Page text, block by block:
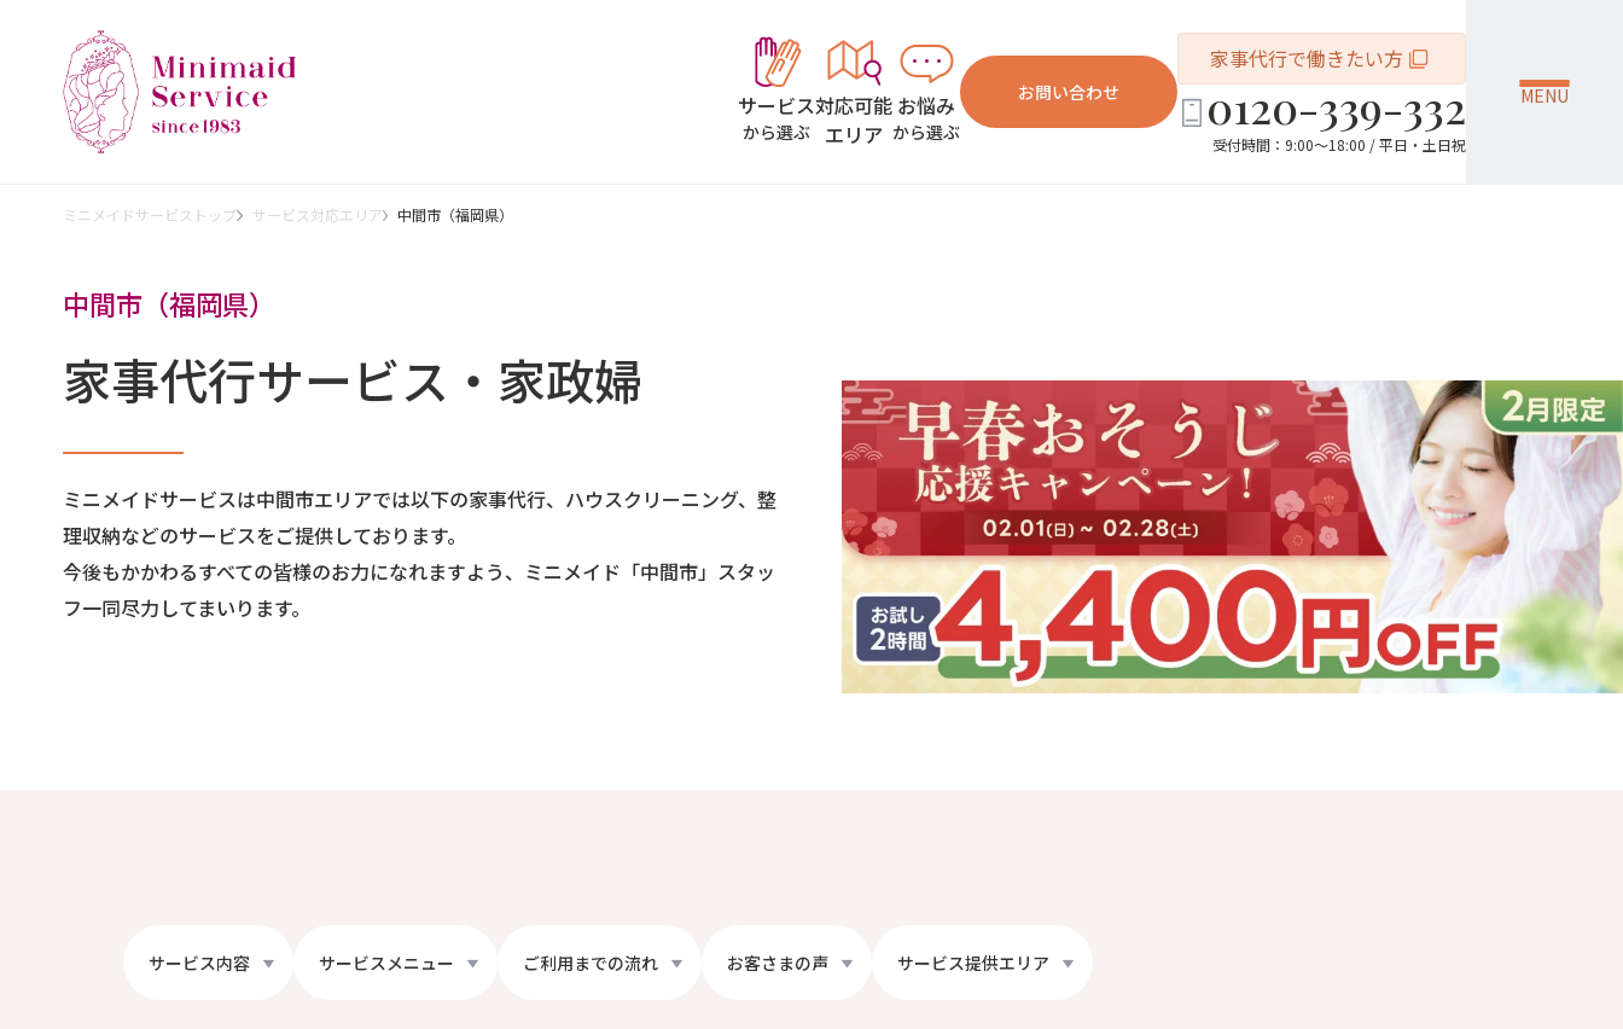
サービス
から選ぶ
対応可能
エリア
お悩み
から選ぶ
お問い合わせ
家事代行で働きたい方
0120-339-332
受付時間：9:00～18:00 / 平日・土日祝
MENU
ミニメイドサービストップ サービス対応エリア 中間市（福岡県）
中間市（福岡県）
家事代行サービス・家政婦
ミニメイドサービスは中間市エリアでは以下の家事代行、ハウスクリーニング、整
理収納などのサービスをご提供しております。
今後もかかわるすべての皆様のお力になれますよう、ミニメイド「中間市」スタッ
フ一同尽力してまいります。
サービス内容 サービスメニュー ご利用までの流れ お客さまの声 サービス提供エリア